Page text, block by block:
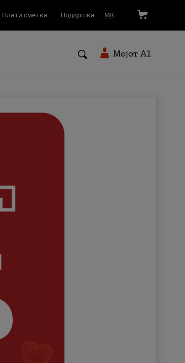
Плати сметка Поддршка МК
Мојот A1